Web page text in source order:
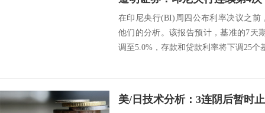
在印尼央行(BI)周四公布利率决议之前
他们的分析。该报告预计，基准的7天
调至5.0%，存款和贷款利率将下调25个
美/日技术分析：3连阴后暂时